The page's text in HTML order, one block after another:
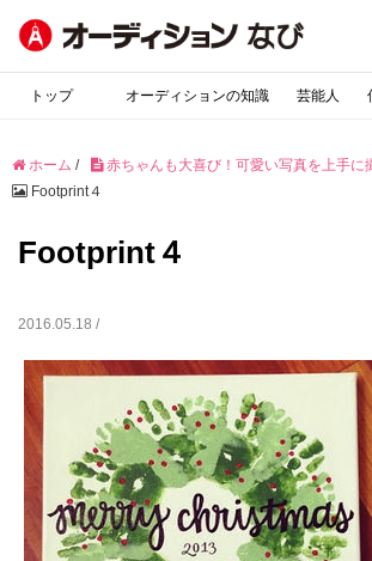
トップ オーディションの知識 芸能人
ホーム / 赤ちゃんも大喜び！可愛い写真を上手に
Footprint４
Footprint４
2016.05.18 /